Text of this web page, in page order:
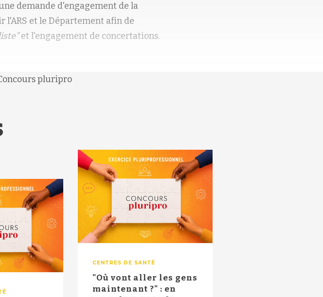
demande d'engagement de la
et le Département afin de
et l'engagement de concertations.
CENTRES DE SANTÉ
"Où vont aller les gens
maintenant ?" : en